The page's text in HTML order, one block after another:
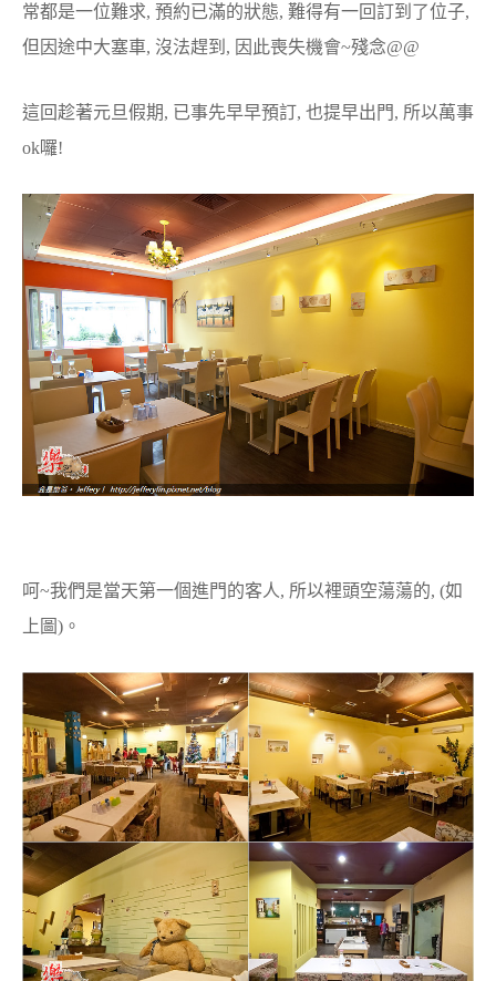
常都是一位難求, 預約已滿的狀態, 難得有一回訂到了位子,
但因途中大塞車, 沒法趕到, 因此喪失機會~殘念@@
這回趁著元旦假期, 已事先早早預訂, 也提早出門, 所以萬事
ok囉!
呵~我們是當天第一個進門的客人, 所以裡頭空蕩蕩的, (如
上圖)。